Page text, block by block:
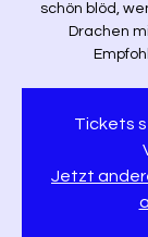
schön blöd,
Drachen
Tickets
Jetzt